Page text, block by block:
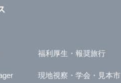
福利厚生・報奨旅行
現地視察・学会・見本市